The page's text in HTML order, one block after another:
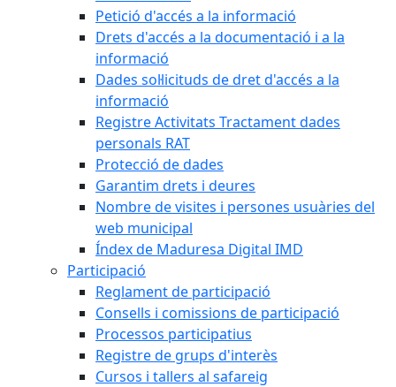
Petició d'accés a la informació
Drets d'accés a la documentació i a la
informació
Dades sol·licituds de dret d'accés a la
informació
Registre Activitats Tractament dades
personals RAT
Protecció de dades
Garantim drets i deures
Nombre de visites i persones usuàries del
web municipal
Índex de Maduresa Digital IMD
Participació
Reglament de participació
Consells i comissions de participació
Processos participatius
Registre de grups d'interès
Cursos i tallers al safareig